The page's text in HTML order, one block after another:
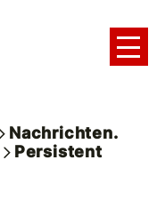
Nachrichten.
Persistent